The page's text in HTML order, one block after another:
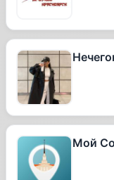
Мой